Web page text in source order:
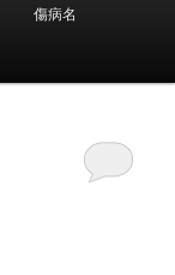
傷病名